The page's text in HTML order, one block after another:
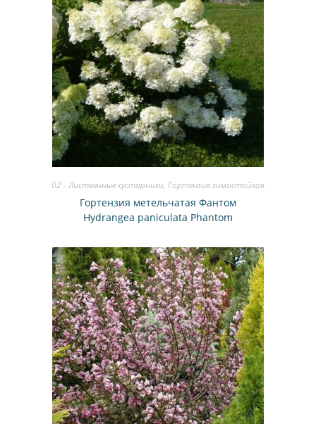
02 - Лиственные кустарники, Гортензия зимостойкая
Гортензия метельчатая Фантом
Hydrangea paniculata Phantom